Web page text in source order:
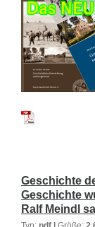
Geschichte
Geschichte
Ralf Meindl
Typ: pdf | Größe: